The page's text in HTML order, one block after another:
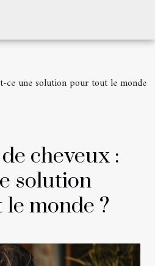
ce une solution pour tout le monde
cheveux :
solution
monde ?